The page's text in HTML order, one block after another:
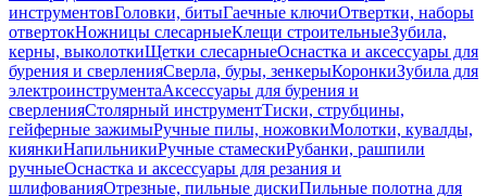
инструментовГоловки, битыГаечные ключиОтвертки, наборы
отвертокНожницы слесарныеКлещи строительныеЗубила,
керны, выколоткиЩетки слесарныеОснастка и аксессуары для
бурения и сверленияСверла, буры, зенкерыКоронкиЗубила для
электроинструментаАксессуары для бурения и
сверленияСтолярный инструментТиски, струбцины,
гейферные зажимыРучные пилы, ножовкиМолотки, кувалды,
киянкиНапильникиРучные стамескиРубанки, рашпили
ручныеОснастка и аксессуары для резания и
шлифованияОтрезные, пильные дискиПильные полотна для